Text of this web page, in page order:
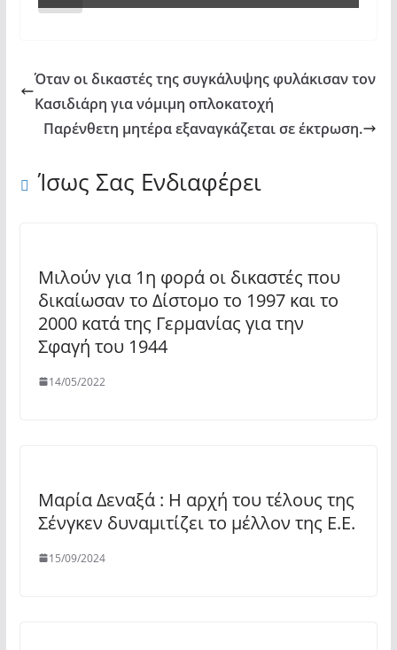
έδειξε
το
πύραυλο
Long
from
Όταν οι δικαστές της συγκάλυψης φυλάκισαν τον
Κασιδιάρη για νόμιμη οπλοκατοχή
Παρένθετη μητέρα εξαναγκάζεται σε έκτρωση.
Ίσως Σας Ενδιαφέρει
Μιλούν για 1η φορά οι δικαστές που
δικαίωσαν το Δίστομο το 1997 και το
2000 κατά της Γερμανίας για την
Σφαγή του 1944
14/05/2022
Μαρία Δεναξά : Η αρχή του τέλους της
Σένγκεν δυναμιτίζει το μέλλον της Ε.Ε.
15/09/2024